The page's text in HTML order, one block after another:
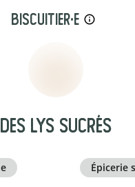
biscuitier·e info_outline
Des Lys Sucrés
épicerie